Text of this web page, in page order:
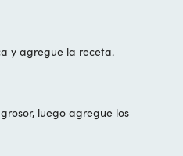
y agregue la receta.
luego agregue los